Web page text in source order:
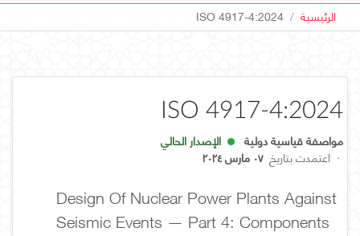
الرئيسية ISO 4917-4:2024
ISO 4917-4:2024
مواصفة قياسية دولية
الإصدار الحالي
· اعتمدت بتاريخ ٠٧ مارس ٢٠٢٤
Design Of Nuclear Power Plants Against
Seismic Events — Part 4: Components